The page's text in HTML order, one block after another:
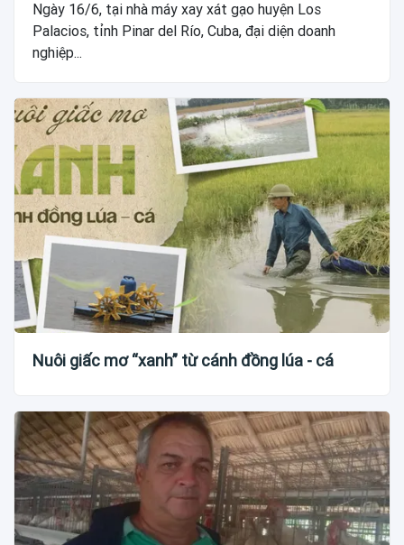
Ngày 16/6, tại nhà máy xay xát gạo huyện Los
Palacios, tỉnh Pinar del Río, Cuba, đại diện doanh
nghiệp...
Nuôi giấc mơ “xanh” từ cánh đồng lúa - cá